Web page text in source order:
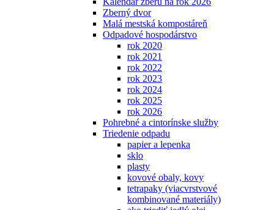
Zberný dvor
Malá mestská kompostáreň
Odpadové hospodárstvo
rok 2020
rok 2021
rok 2022
rok 2023
rok 2024
rok 2025
rok 2026
Pohrebné a cintorínske služby
Triedenie odpadu
papier a lepenka
sklo
plasty
kovové obaly, kovy
tetrapaky (viacvrstvové
kombinované materiály)